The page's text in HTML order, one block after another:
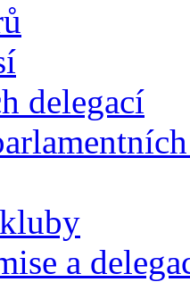
delegací
a